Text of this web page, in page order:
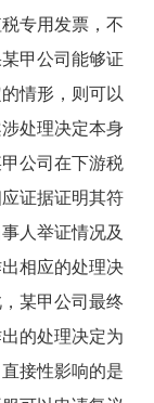
专用发票，不
甲公司能够证
情形，则可以
处理决定本身
公司在下游税
证据证明其符
人举证情况及
相应的处理决
某甲公司最终
的处理决定为
接性影响的是